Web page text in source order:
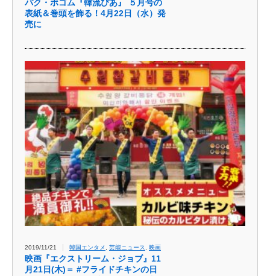
パク・ボゴム『韓流ぴあ』 ５月号の
表紙＆巻頭を飾る！4月22日（水）発
売に
2019/11/21 韓国エンタメ 芸能ニュース 映画
映画『エクストリーム・ジョブ』11
月21日(木)＝ #フライドチキンの日